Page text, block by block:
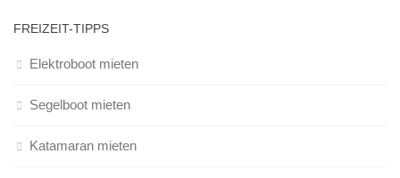
FREIZEIT-TIPPS
Elektroboot mieten
Segelboot mieten
Katamaran mieten